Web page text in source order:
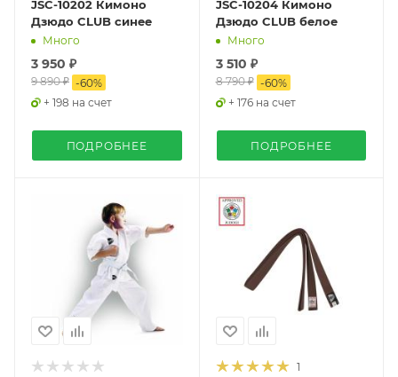
JSC-10202 Кимоно
Дзюдо CLUB синее
Много
3 950 ₽
9 890 ₽ -60%
+ 198 на счет
ПОДРОБНЕЕ
JSC-10204 Кимоно
Дзюдо CLUB белое
Много
3 510 ₽
8 790 ₽ -60%
+ 176 на счет
ПОДРОБНЕЕ
1